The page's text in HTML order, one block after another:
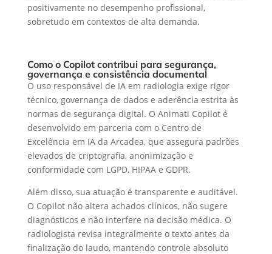
positivamente no desempenho profissional,
sobretudo em contextos de alta demanda.
Como o Copilot contribui para segurança,
governança e consistência documental
O uso responsável de IA em radiologia exige rigor
técnico, governança de dados e aderência estrita às
normas de segurança digital. O Animati Copilot é
desenvolvido em parceria com o Centro de
Excelência em IA da Arcadea, que assegura padrões
elevados de criptografia, anonimização e
conformidade com LGPD, HIPAA e GDPR.
Além disso, sua atuação é transparente e auditável.
O Copilot não altera achados clínicos, não sugere
diagnósticos e não interfere na decisão médica. O
radiologista revisa integralmente o texto antes da
finalização do laudo, mantendo controle absoluto